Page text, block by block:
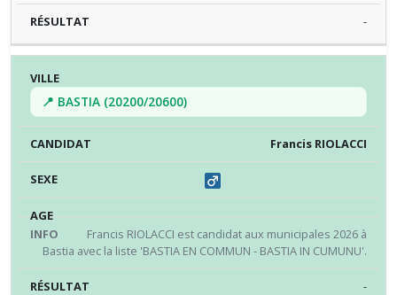
-
📍 BASTIA (20200/20600)
Francis RIOLACCI
Francis RIOLACCI est candidat aux municipales 2026 à
Bastia avec la liste 'BASTIA EN COMMUN - BASTIA IN CUMUNU'.
-